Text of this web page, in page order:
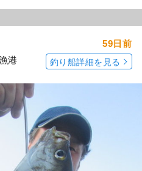
港
59日前
釣り船詳細を見る